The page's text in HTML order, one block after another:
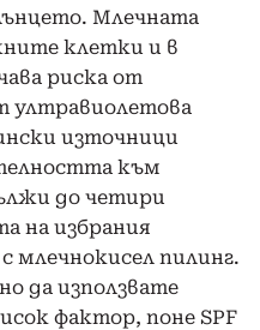
Млечната
клетки и в
риска от
ултравиолетова
източници
към
до четири
на избрания
млечнокисел пилинг.
да използвате
фактор, поне SPF